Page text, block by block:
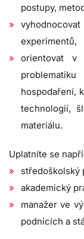
postupy,
experimentů,
orientovat v
hospodaření,
technologií,
materiálu.
Uplatníte se
středoškolský
akademický
manažer ve
podnicích a